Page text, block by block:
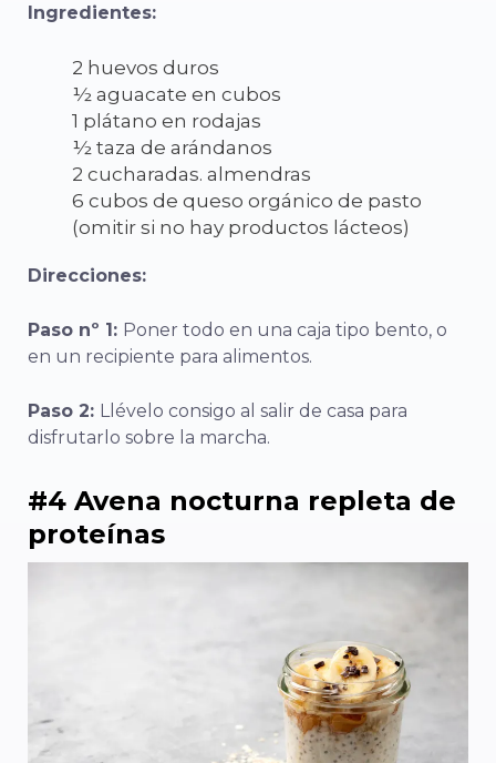
Ingredientes:
2 huevos duros
½ aguacate en cubos
1 plátano en rodajas
½ taza de arándanos
2 cucharadas. almendras
6 cubos de queso orgánico de pasto
(omitir si no hay productos lácteos)
Direcciones:
Paso nº 1: Poner todo en una caja tipo bento, o
en un recipiente para alimentos.
Paso 2: Llévelo consigo al salir de casa para
disfrutarlo sobre la marcha.
#4 Avena nocturna repleta de
proteínas